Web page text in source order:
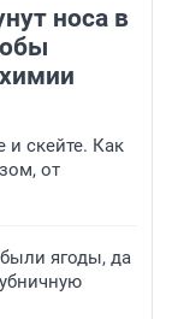
носа в
и скейте. Как
от
ягоды, да